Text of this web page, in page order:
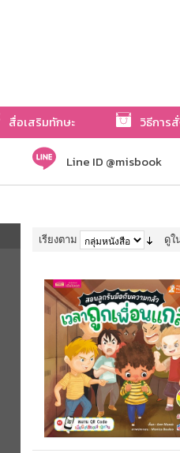
สื่อเสริมทักษะ วิธีการ
Line ID @misbook
เรียงตาม ดูใ